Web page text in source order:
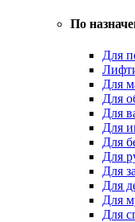
По
Для
Для
Для
Для
Для
Для
Для
Для
Для
Для
Для